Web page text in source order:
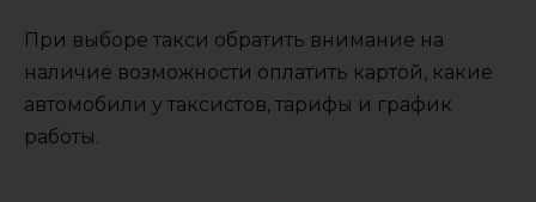
При выборе такси обратить внимание на
наличие возможности оплатить картой, какие
автомобили у таксистов, тарифы и график
работы.